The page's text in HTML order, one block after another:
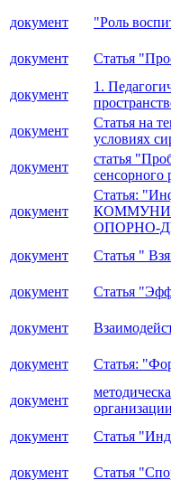
документ "Роль
документ Статья
документ
1.
документ
Статья на
условиях
документ
статья
сенсорного
документ
Статья:
ОПОРНО-
документ Статья "
документ Статья
документ
документ Статья:
документ
документ Статья
документ Статья